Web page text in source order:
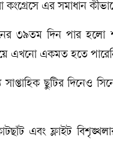
কংগ্রেসে এর সমাধান
৩৯তম দিন পার হলো
এখনো একমত হতে
ছুটির দিনেও
এবং ফ্লাইট